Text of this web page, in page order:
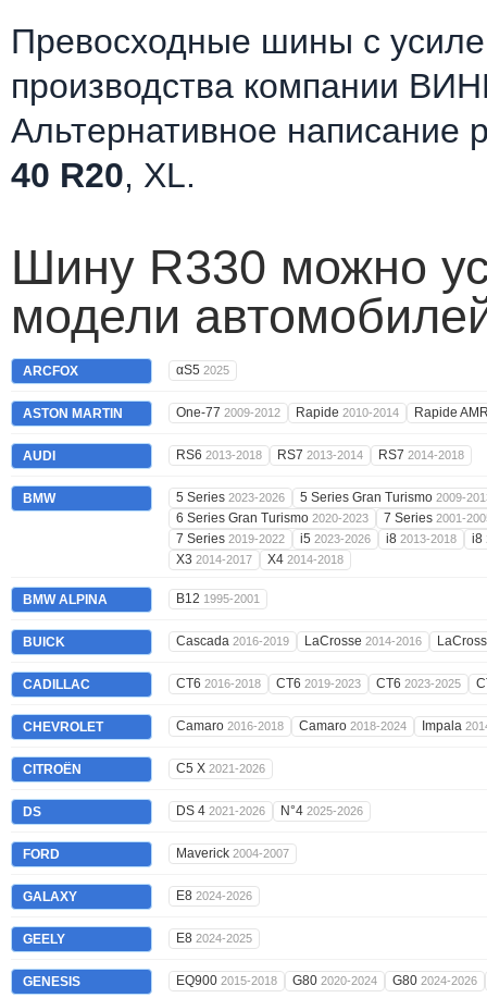
Превосходные шины c
производства компании
Альтернативное написание
40 R20, XL.
Шину R330 можно
модели
ARCFOX αS5 2025
ASTON MARTIN One-77 2009-2012 Rapide 2010-2014 Rapide
AUDI RS6 2013-2018 RS7 2013-2014 RS7 2014-2018
BMW 5 Series 2023-2026 5 Series Gran Turismo 2009-
6 Series Gran Turismo 2020-2023 7 Series 2001-
7 Series 2019-2022 i5 2023-2026 i8 2013-2018 i8
X3 2014-2017 X4 2014-2018
BMW ALPINA B12 1995-2001
BUICK Cascada 2016-2019 LaCrosse 2014-2016
CADILLAC CT6 2016-2018 CT6 2019-2023 CT6 2023-2025
CHEVROLET Camaro 2016-2018 Camaro 2018-2024 Impala
CITROËN C5 X 2021-2026
DS DS 4 2021-2026 N°4 2025-2026
FORD Maverick 2004-2007
GALAXY E8 2024-2026
GEELY E8 2024-2025
GENESIS EQ900 2015-2018 G80 2020-2024 G80 2024-2026